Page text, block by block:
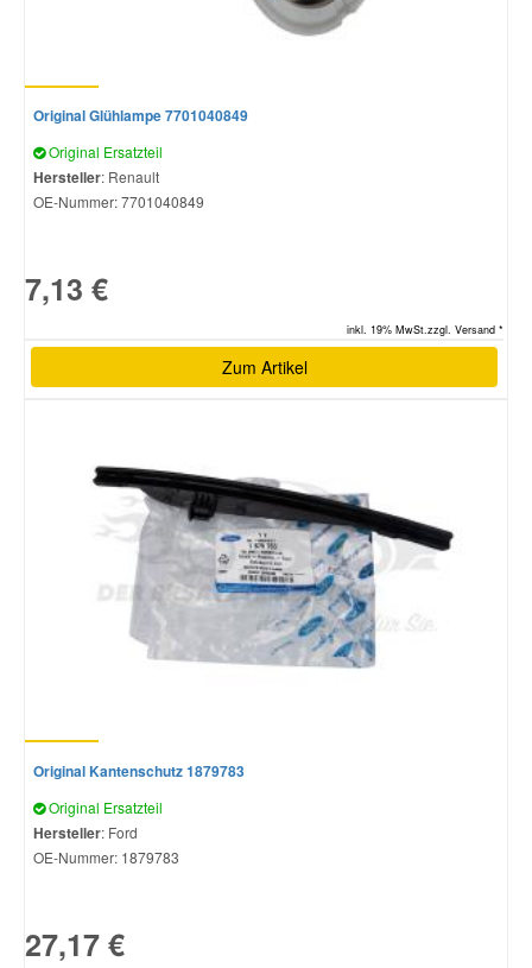
Original Glühlampe 7701040849
Original Ersatzteil
Hersteller: Renault
OE-Nummer:7701040849
7,13 €
inkl. 19% MwSt.zzgl. Versand *
Zum Artikel
Original Kantenschutz 1879783
Original Ersatzteil
Hersteller: Ford
OE-Nummer: 1879783
27,17 €